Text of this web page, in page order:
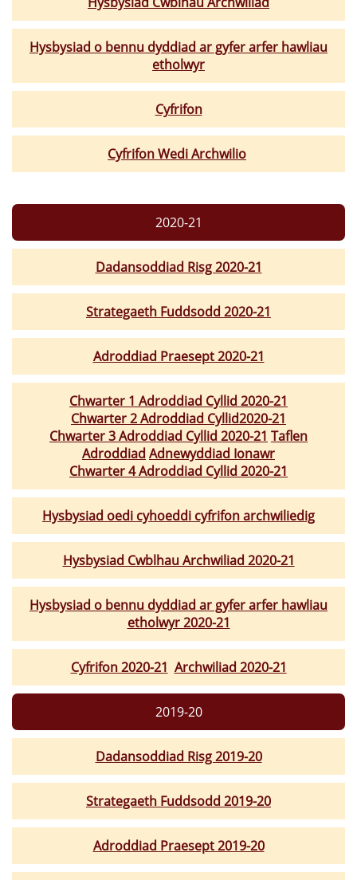
Hysbysiad o bennu dyddiad ar gyfer arfer hawliau
etholwyr
Cyfrifon
Cyfrifon Wedi Archwilio
2020-21
Dadansoddiad Risg 2020-21
Strategaeth Fuddsodd 2020-21
Adroddiad Praesept 2020-21
Chwarter 1 Adroddiad Cyllid 2020-21
Chwarter 2 Adroddiad Cyllid2020-21
Chwarter 3 Adroddiad Cyllid 2020-21 Taflen
Adroddiad Adnewyddiad Ionawr
Chwarter 4 Adroddiad Cyllid 2020-21
Hysbysiad oedi cyhoeddi cyfrifon archwiliedig
Hysbysiad Cwblhau Archwiliad 2020-21
Hysbysiad o bennu dyddiad ar gyfer arfer hawliau
etholwyr 2020-21
Cyfrifon 2020-21 Archwiliad 2020-21
2019-20
Dadansoddiad Risg 2019-20
Strategaeth Fuddsodd 2019-20
Adroddiad Praesept 2019-20